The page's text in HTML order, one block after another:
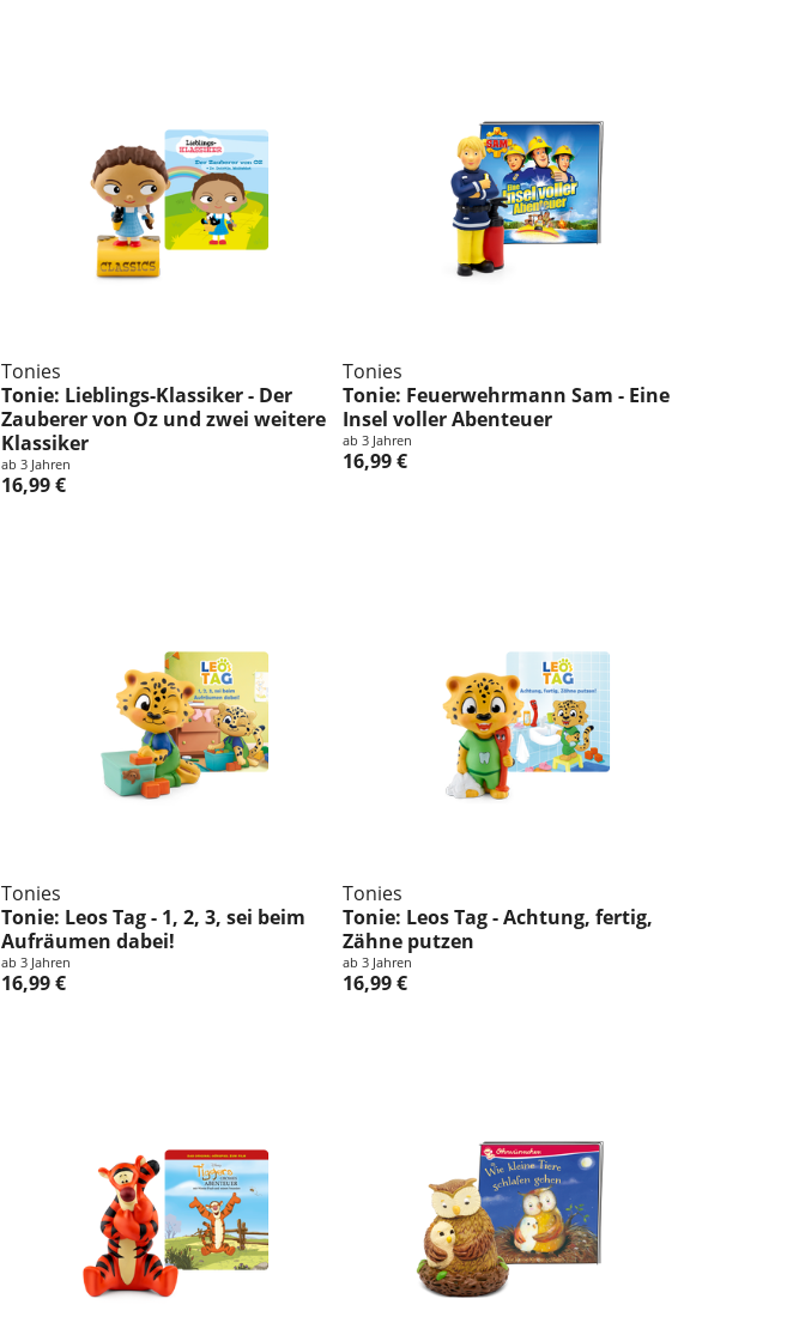
Tonies
Tonie: Lieblings-Klassiker - Der
Zauberer von Oz und zwei weitere
Klassiker
ab 3 Jahren
16,99 €
Tonies
Tonie: Feuerwehrmann Sam - Eine
Insel voller Abenteuer
ab 3 Jahren
16,99 €
Tonies
Tonie: Leos Tag - 1, 2, 3, sei beim
Aufräumen dabei!
ab 3 Jahren
16,99 €
Tonies
Tonie: Leos Tag - Achtung, fertig,
Zähne putzen
ab 3 Jahren
16,99 €